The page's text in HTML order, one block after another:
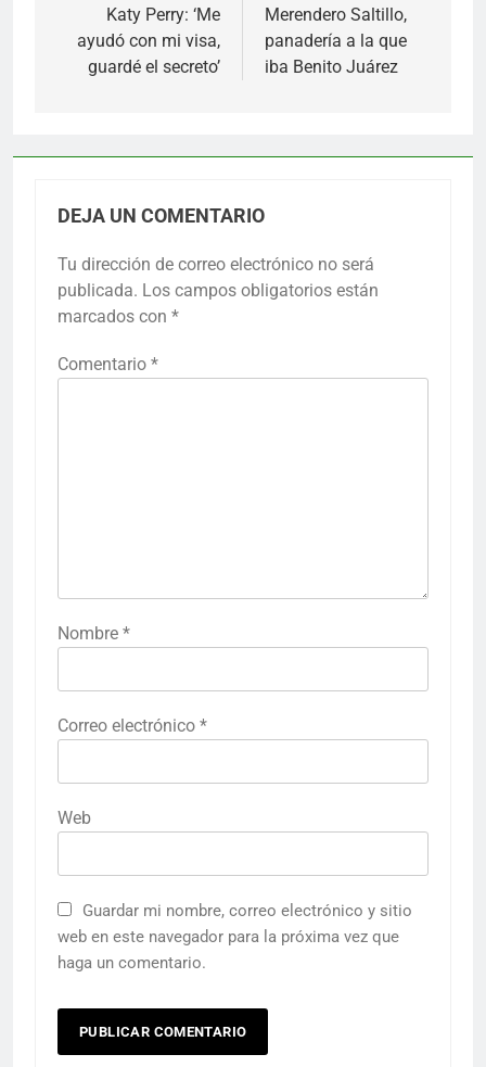
Katy Perry: ‘Me
ayudó con mi visa,
guardé el secreto’
Merendero Saltillo,
panadería a la que
iba Benito Juárez
DEJA UN COMENTARIO
Tu dirección de correo electrónico no será
publicada. Los campos obligatorios están
marcados con *
Comentario *
Nombre *
Correo electrónico *
Web
Guardar mi nombre, correo electrónico y sitio
web en este navegador para la próxima vez que
haga un comentario.